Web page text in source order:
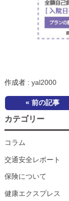
作成者 : yal2000
« 前の記事
カテゴリー
コラム
交通安全レポート
保険について
健康エクスプレス